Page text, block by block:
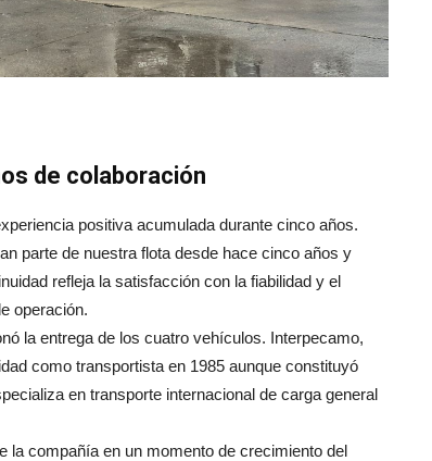
de colaboración
positiva acumulada durante cinco años.
parte de nuestra flota desde hace cinco años y
refleja la satisfacción con la fiabilidad y el
operación.
la entrega de los cuatro vehículos. Interpecamo,
como transportista en 1985 aunque constituyó
en transporte internacional de carga general
la compañía en un momento de crecimiento del